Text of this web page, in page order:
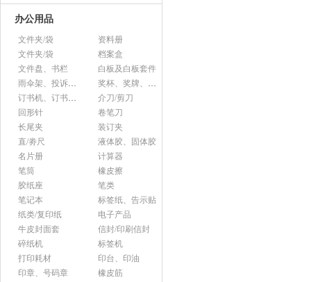
办公用品
文件夹/袋
资料册
文件夹/袋
档案盒
文件盘、书栏
白板及白板套件
雨伞架、投诉意见箱、杂志架等杂项
奖杯、奖牌、证书
订书机、订书针、起钉器
介刀/剪刀
回形针
卷笔刀
长尾夹
装订夹
直/劵尺
液体胶、固体胶
名片册
计算器
笔筒
橡皮擦
胶纸座
笔类
笔记本
标签纸、告示贴
纸类/复印纸
电子产品
牛皮封面套
信封/印刷信封
碎纸机
标签机
打印耗材
印台、印油
印章、号码章
橡皮筋